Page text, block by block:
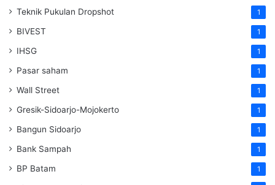
Teknik Pukulan Dropshot 1
BIVEST 1
IHSG 1
Pasar saham 1
Wall Street 1
Gresik-Sidoarjo-Mojokerto 1
Bangun Sidoarjo 1
Bank Sampah 1
BP Batam 1